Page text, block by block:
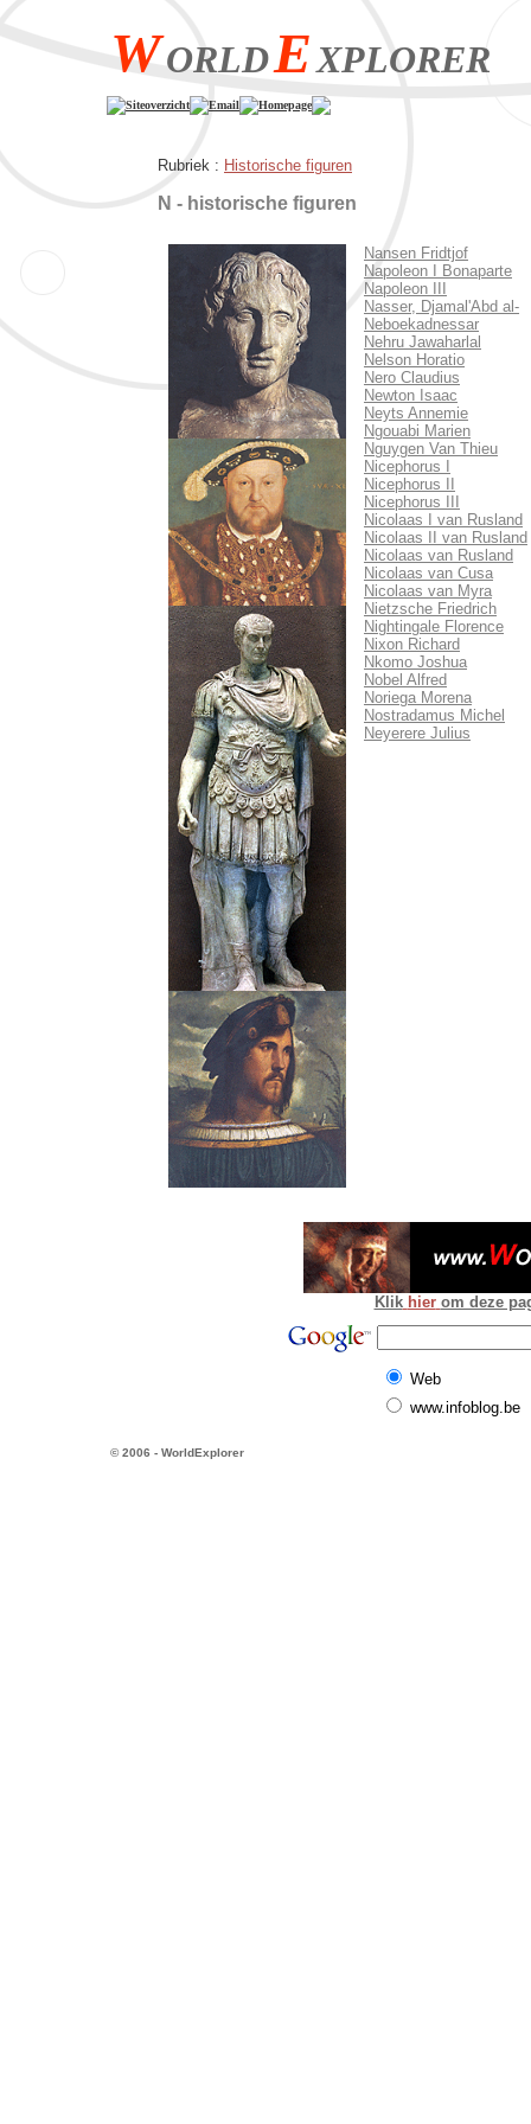
WORLDEXPLORER
Siteoverzicht Email Homepage
Rubriek : Historische figuren
N - historische figuren
Nansen Fridtjof
Napoleon I Bonaparte
Napoleon III
Nasser, Djamal'Abd al-
Neboekadnessar
Nehru Jawaharlal
Nelson Horatio
Nero Claudius
Newton Isaac
Neyts Annemie
Ngouabi Marien
Nguygen Van Thieu
Nicephorus I
Nicephorus II
Nicephorus III
Nicolaas I van Rusland
Nicolaas II van Rusland
Nicolaas van Rusland
Nicolaas van Cusa
Nicolaas van Myra
Nietzsche Friedrich
Nightingale Florence
Nixon Richard
Nkomo Joshua
Nobel Alfred
Noriega Morena
Nostradamus Michel
Neyerere Julius
Klik hier om deze
Web
www.infoblog.be
© 2006 - WorldExplorer